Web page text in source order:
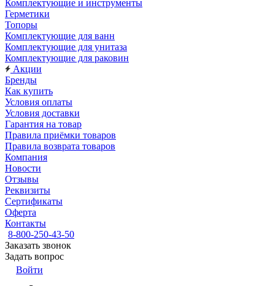
Комплектующие и инструменты
Герметики
Топоры
Комплектующие для ванн
Комплектующие для унитаза
Комплектующие для раковин
Акции
Бренды
Как купить
Условия оплаты
Условия доставки
Гарантия на товар
Правила приёмки товаров
Правила возврата товаров
Компания
Новости
Отзывы
Реквизиты
Сертификаты
Оферта
Контакты
8-800-250-43-50
Заказать звонок
Задать вопрос
Войти